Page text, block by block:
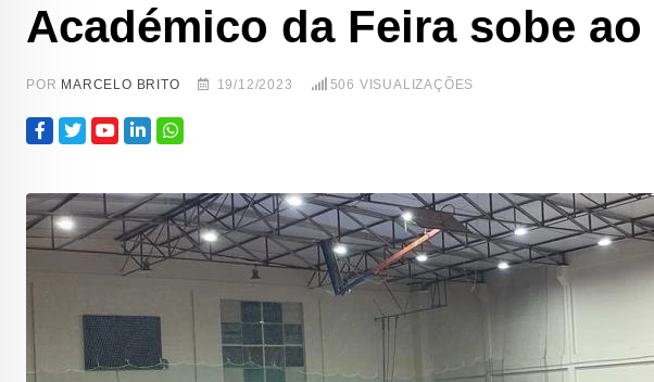
Académico da Feira sobe ao
POR MARCELO BRITO 19/12/2023 506 VISUALIZAÇÕES